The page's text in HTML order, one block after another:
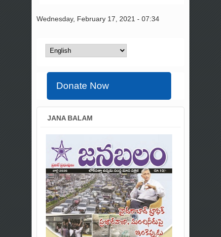
Wednesday, February 17, 2021 - 07:34
Donate Now
JANA BALAM